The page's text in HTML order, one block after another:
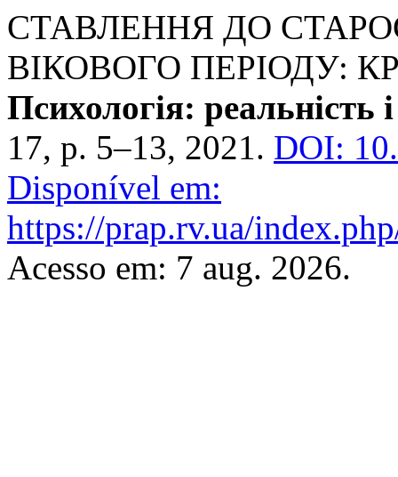
СТАВЛЕННЯ ДО
ВІКОВОГО ПЕРІОДУ:
Психологія: реальність
17, p. 5–13, 2021. DOI:
Disponível em:
https://prap.rv.ua/
Acesso em: 7 aug. 2026.